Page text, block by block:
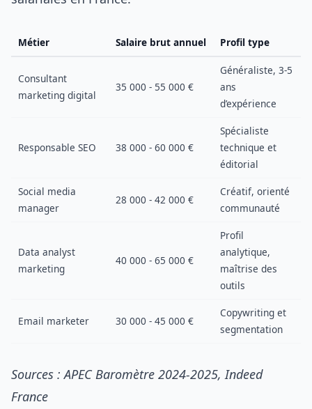
Métier Salaire brut annuel Profil type
Consultant
marketing digital
35 000 - 55 000 €
Généraliste, 3-5
ans
d’expérience
Responsable SEO 38 000 - 60 000 €
Spécialiste
technique et
éditorial
Social media
manager
28 000 - 42 000 €
Créatif, orienté
communauté
Data analyst
marketing
40 000 - 65 000 €
Profil
analytique,
maîtrise des
outils
Email marketer 30 000 - 45 000 €
Copywriting et
segmentation
Sources : APEC Baromètre 2024-2025, Indeed
France